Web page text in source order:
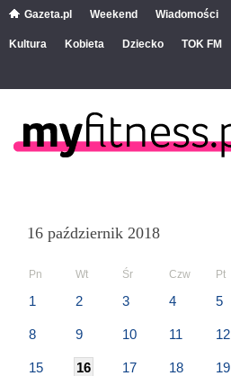
Gazeta.pl Weekend Wiadomości
Kultura Kobieta Dziecko TOK FM
16 październik 2018
Pn Wt Śr Czw Pt
1 2 3 4 5
8 9 10 11 12
15 16 17 18 19